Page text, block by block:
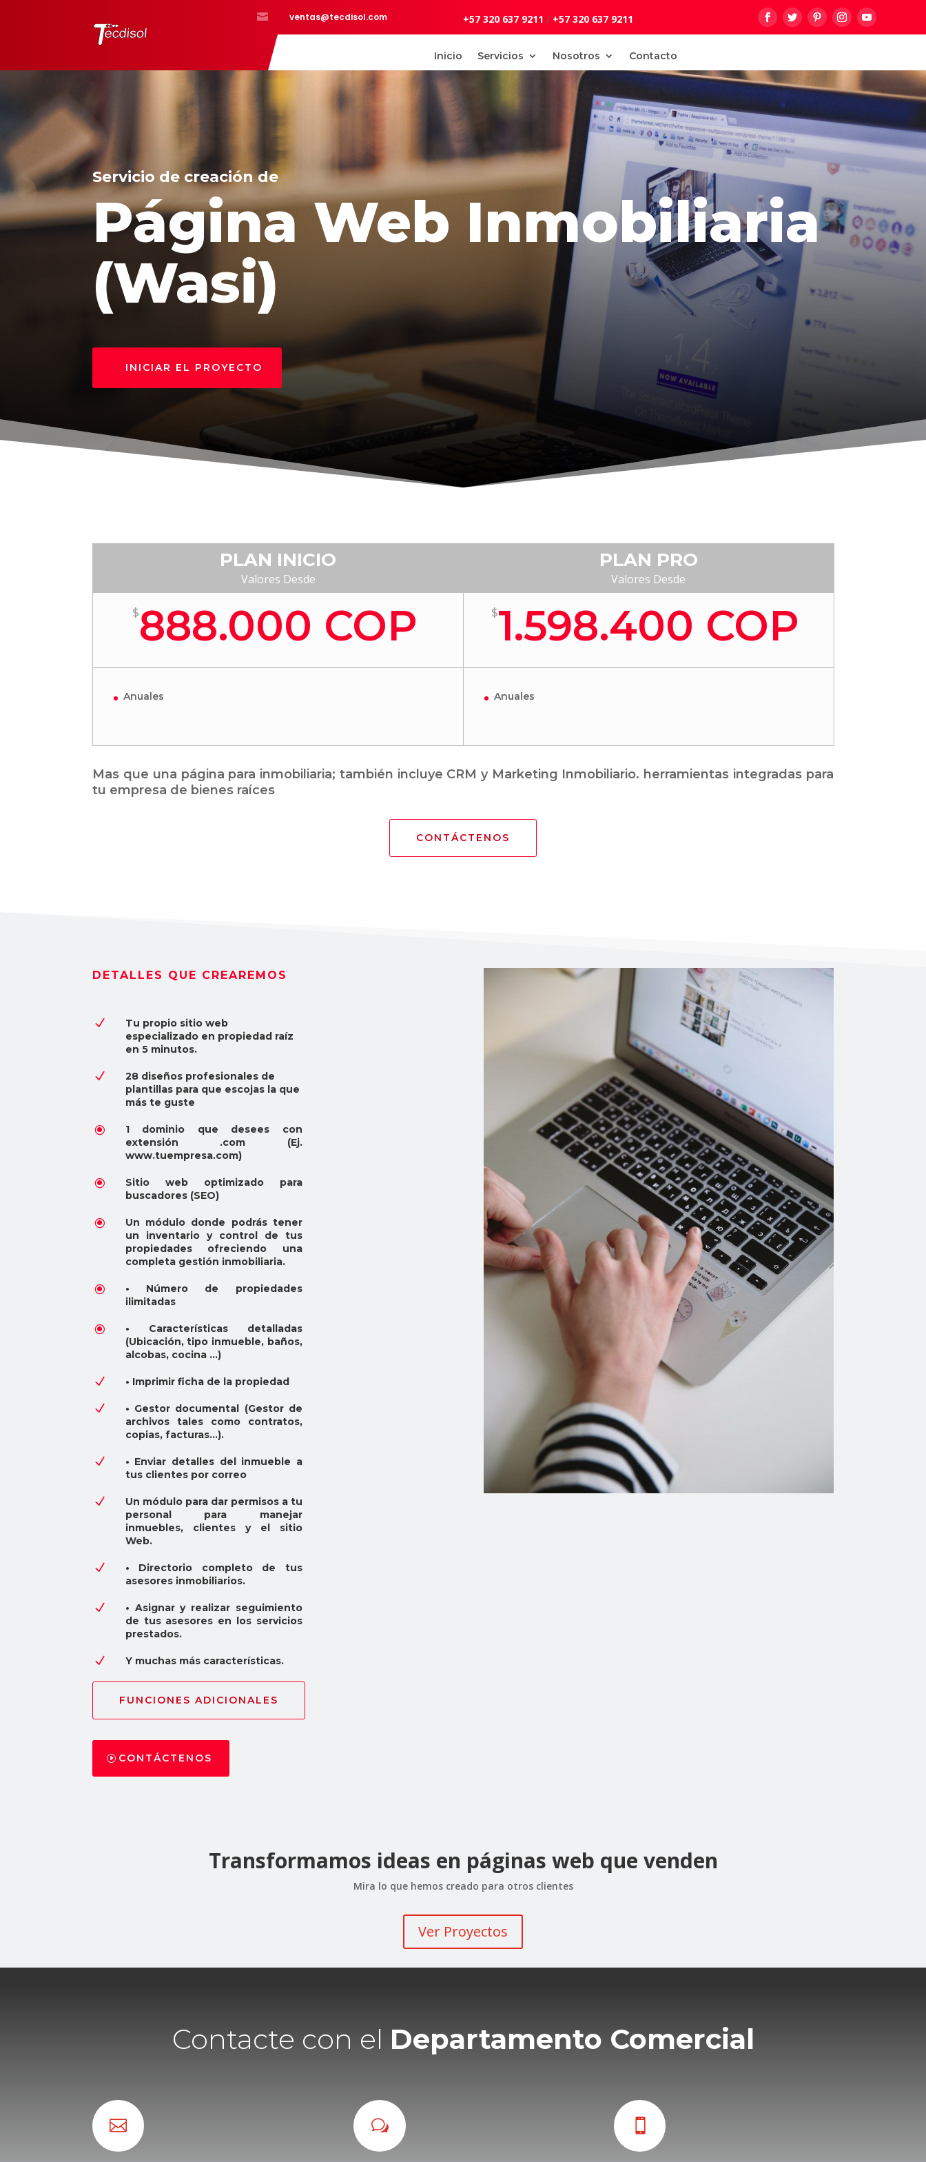
 ventas@tecdisol.com +57 320 637 9211 / +57 320 637 9211
Inicio Servicios Nosotros Contacto
Servicio de creación de
Página Web Inmobiliaria
(Wasi)
INICIAR EL PROYECTO
PLAN INICIO
Valores Desde
$888.000 COP
Anuales
PLAN PRO
Valores Desde
$1.598.400 COP
Anuales
Mas que una página para inmobiliaria; también incluye CRM y Marketing Inmobiliario. herramientas integradas para
tu empresa de bienes raíces
CONTÁCTENOS
DETALLES QUE CREAREMOS
N
Tu propio sitio web
especializado en propiedad raíz
en 5 minutos.
N
28 diseños profesionales de
plantillas para que escojas la que
más te guste
\
1 dominio que desees con
extensión .com (Ej.
www.tuempresa.com)
\
Sitio web optimizado para
buscadores (SEO)
\
Un módulo donde podrás tener
un inventario y control de tus
propiedades ofreciendo una
completa gestión inmobiliaria.
\
• Número de propiedades
ilimitadas
\
• Características detalladas
(Ubicación, tipo inmueble, baños,
alcobas, cocina ...)
N • Imprimir ficha de la propiedad
N
• Gestor documental (Gestor de
archivos tales como contratos,
copias, facturas...).
N
• Enviar detalles del inmueble a
tus clientes por correo
N
Un módulo para dar permisos a tu
personal para manejar
inmuebles, clientes y el sitio
Web.
N
• Directorio completo de tus
asesores inmobiliarios.
N
• Asignar y realizar seguimiento
de tus asesores en los servicios
prestados.
N Y muchas más características.
FUNCIONES ADICIONALES
CONTÁCTENOS
Transformamos ideas en páginas web que venden
Mira lo que hemos creado para otros clientes
Ver Proyectos
Contacte con el Departamento Comercial
 w 